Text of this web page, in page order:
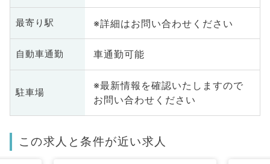
最寄り駅 ※詳細はお問い合わせください
自動車通勤 車通勤可能
駐車場
※最新情報を確認いたしますので
お問い合わせください
この求人と条件が近い求人